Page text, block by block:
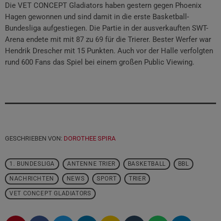
Die VET CONCEPT Gladiators haben gestern gegen Phoenix
Hagen gewonnen und sind damit in die erste Basketball-
Bundesliga aufgestiegen. Die Partie in der ausverkauften SWT-
Arena endete mit mit 87 zu 69 für die Trierer. Bester Werfer war
Hendrik Drescher mit 15 Punkten. Auch vor der Halle verfolgten
rund 600 Fans das Spiel bei einem großen Public Viewing.
GESCHRIEBEN VON: DOROTHEE SPIRA
1. BUNDESLIGA ANTENNE TRIER BASKETBALL BBL
NACHRICHTEN NEWS SPORT TRIER
VET CONCEPT GLADIATORS